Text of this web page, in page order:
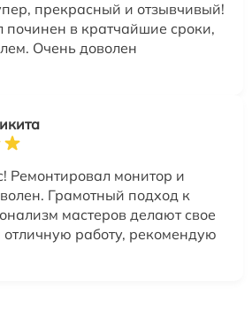
прекрасный и отзывчивый!
в кратчайшие сроки,
Очень доволен
Ремонтировал монитор и
Грамотный подход к
мастеров делают свое
отличную работу, рекомендую